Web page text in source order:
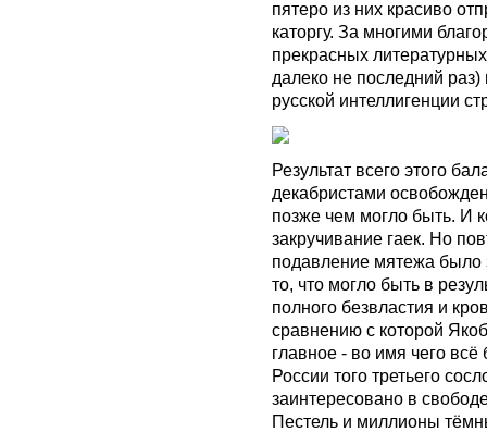
пятеро из них красиво
каторгу. За многими
прекрасных
далеко не последний
русской интеллигенции
Результат всего этого
декабристами
позже чем могло быть. И
закручивание гаек. Но
подавление мятежа было
то, что могло быть в
полного безвластия и
сравнению с которой
главное - во имя чего
России того третьего
заинтересовано в
Пестель и миллионы